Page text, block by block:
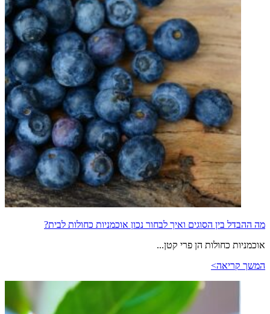
מה ההבדל בין הסוגים ואיך לבחור נכון אוכמניות כחולות לבית?
אוכמניות כחולות הן פרי קטן...
המשך קריאה>